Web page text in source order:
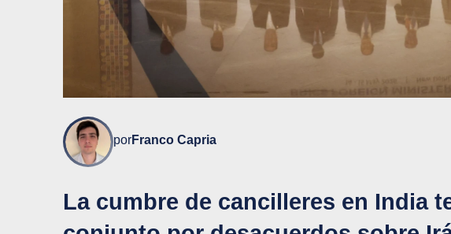
porFranco Capria
La cumbre de cancilleres en India